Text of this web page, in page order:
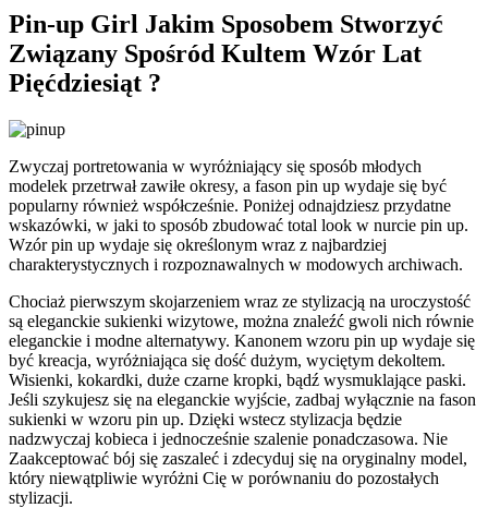
Pin-up Girl Jakim Sposobem Stworzyć
Związany Spośród Kultem Wzór Lat
Pięćdziesiąt ?
Zwyczaj portretowania w wyróżniający się sposób młodych
modelek przetrwał zawiłe okresy, a fason pin up wydaje się być
popularny również współcześnie. Poniżej odnajdziesz przydatne
wskazówki, w jaki to sposób zbudować total look w nurcie pin up.
Wzór pin up wydaje się określonym wraz z najbardziej
charakterystycznych i rozpoznawalnych w modowych archiwach.
Chociaż pierwszym skojarzeniem wraz ze stylizacją na uroczystość
są eleganckie sukienki wizytowe, można znaleźć gwoli nich równie
eleganckie i modne alternatywy. Kanonem wzoru pin up wydaje się
być kreacja, wyróżniająca się dość dużym, wyciętym dekoltem.
Wisienki, kokardki, duże czarne kropki, bądź wysmuklające paski.
Jeśli szykujesz się na eleganckie wyjście, zadbaj wyłącznie na fason
sukienki w wzoru pin up. Dzięki wstecz stylizacja będzie
nadzwyczaj kobieca i jednocześnie szalenie ponadczasowa. Nie
Zaakceptować bój się zaszaleć i zdecyduj się na oryginalny model,
który niewątpliwie wyróżni Cię w porównaniu do pozostałych
stylizacji.